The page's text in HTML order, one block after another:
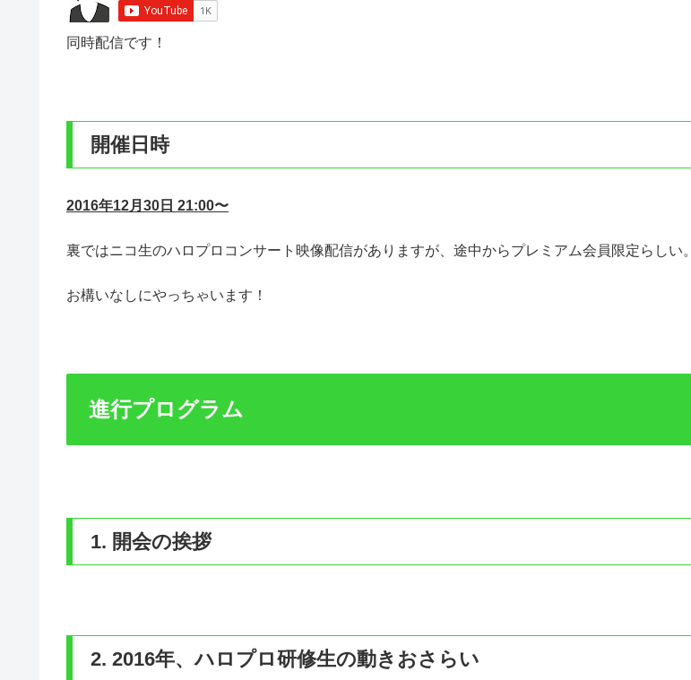
同時配信です！
開催日時
2016年12月30日 21:00〜
裏ではニコ生のハロプロコンサート映像配信がありますが、途中からプレミアム会員限定らしい。
お構いなしにやっちゃいます！
進行プログラム
1. 開会の挨拶
2. 2016年、ハロプロ研修生の動きおさらい